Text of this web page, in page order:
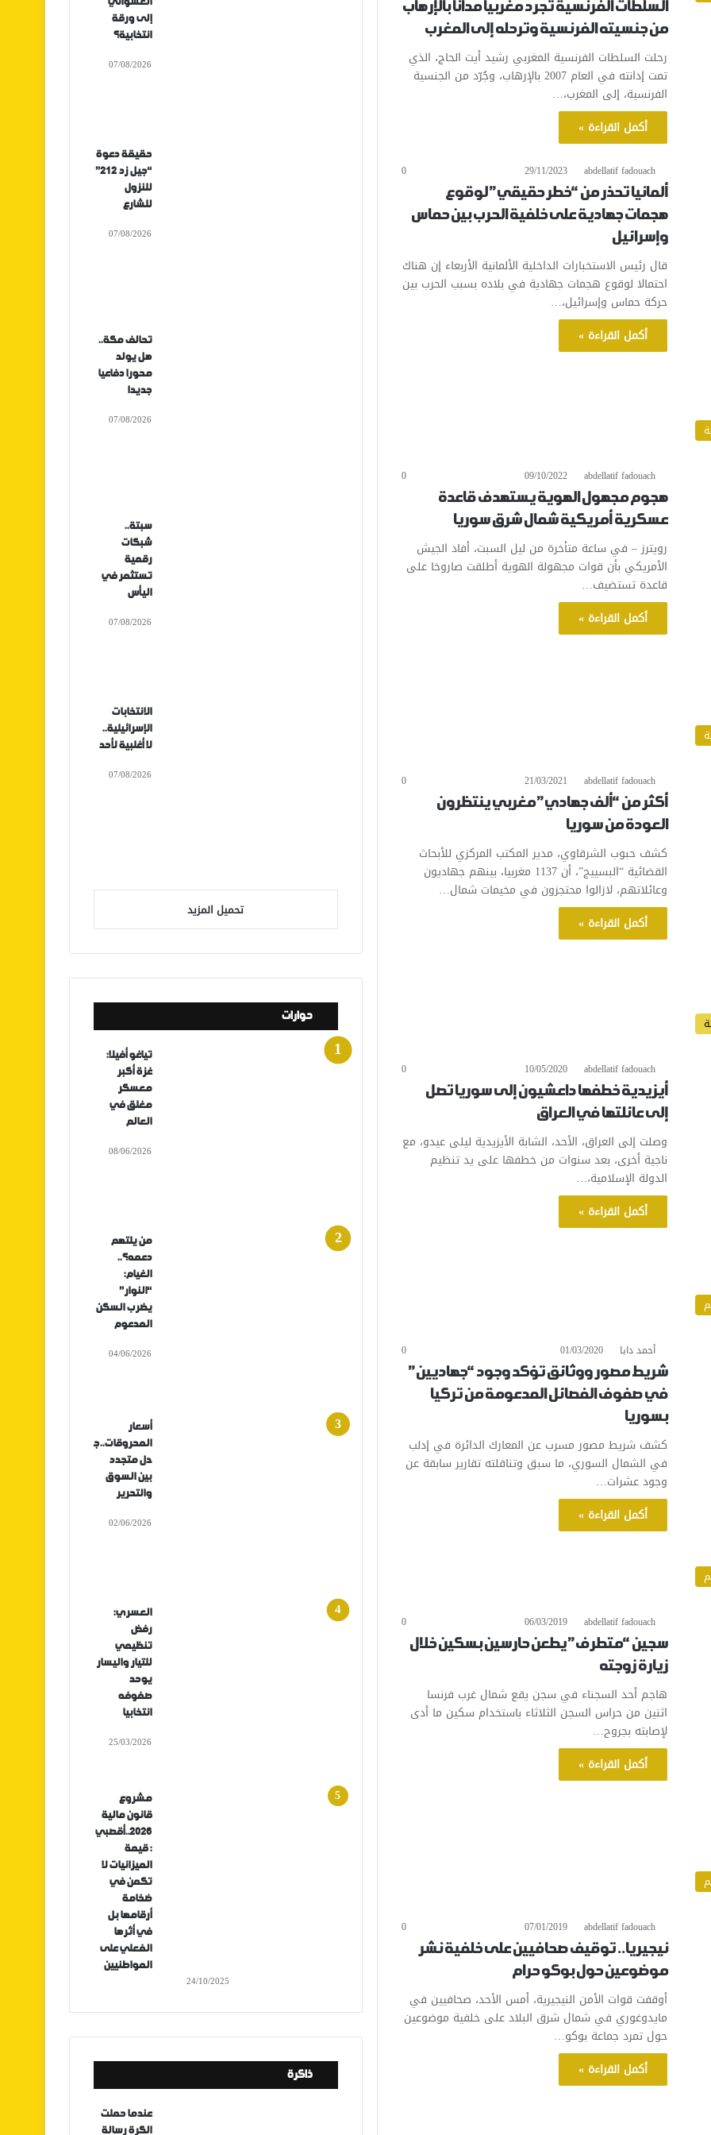
السلطات الفرنسية تجرد مغربيا مدانا بالإرهاب
من جنسيته الفرنسية وترحله إلى المغرب
رحلت السلطات الفرنسية المغربي رشيد أيت الحاج، الذي
تمت إدانته في العام 2007 بالإرهاب، وجُرّد من الجنسية
الفرنسية، إلى المغرب،…
أكمل القراءة »
abdellatif fadouach
29/11/2023
0
ألمانيا تحذر من “خطر حقيقي” لوقوع
هجمات جهادية على خلفية الحرب بين حماس
وإسرائيل
قال رئيس الاستخبارات الداخلية الألمانية الأربعاء إن هناك
احتمالا لوقوع هجمات جهادية في بلاده بسبب الحرب بين
حركة حماس وإسرائيل،…
أكمل القراءة »
abdellatif fadouach
09/10/2022
0
هجوم مجهول الهوية يستهدف قاعدة
عسكرية أمريكية شمال شرق سوريا
رويترز – في ساعة متأخرة من ليل السبت، أفاد الجيش
الأمريكي بأن قوات مجهولة الهوية أطلقت صاروخا على
قاعدة تستضيف…
أكمل القراءة »
abdellatif fadouach
21/03/2021
0
أكثر من “ألف جهادي” مغربي ينتظرون
العودة من سوريا
كشف حبوب الشرقاوي، مدير المكتب المركزي للأبحاث
القضائية “البسييج”، أن 1137 مغربيا، بينهم جهاديون
وعائلاتهم، لازالوا محتجزون في مخيمات شمال…
أكمل القراءة »
abdellatif fadouach
10/05/2020
0
أيزيدية خطفها داعشيون إلى سوريا تصل
إلى عائلتها في العراق
وصلت إلى العراق، الأحد، الشابة الأيزيدية ليلى عيدو، مع
ناجية أخرى، بعد سنوات من خطفها على يد تنظيم
الدولة الإسلامية،…
أكمل القراءة »
أحمد دابا 01/03/2020
0
شريط مصور ووثائق تؤكد وجود “جهاديين”
في صفوف الفصائل المدعومة من تركيا
بسوريا
كشف شريط مصور مسرب عن المعارك الدائرة في إدلب
في الشمال السوري، ما سبق وتناقلته تقارير سابقة عن
وجود عشرات…
أكمل القراءة »
abdellatif fadouach
06/03/2019
0
سجين “متطرف” يطعن حارسين بسكين خلال
زيارة زوجته
هاجم أحد السجناء في سجن يقع شمال غرب فرنسا
اثنين من حراس السجن الثلاثاء باستخدام سكين ما أدى
لإصابته بجروح…
أكمل القراءة »
abdellatif fadouach
07/01/2019
0
نيجيريا.. توقيف صحافيين على خلفية نشر
موضوعين حول بوكو حرام
أوقفت قوات الأمن النيجيرية، أمس الأحد، صحافيين في
مايدوغوري في شمال شرق البلاد على خلفية موضوعين
حول تمرد جماعة بوكو…
أكمل القراءة »
إلى ورقة
انتخابية؟
07/08/2026
حقيقة دعوة
“جيل زد 212”
للنزول
للشارع
07/08/2026
تحالف مكة..
هل يولد
محورا دفاعيا
جديدا
07/08/2026
سبتة..
شبكات
رقمية
تستثمر في
اليأس
07/08/2026
الانتخابات
الإسرائيلية..
لا أغلبية لأحد
07/08/2026
تحميل المزيد
حوارات
تياغو أفيلا:
غزة أكبر
معسكر
مغلق في
العالم
08/06/2026
من يلتهم
دعمه؟..
الغيام:
“النوار”
يضرب السكن
المدعوم
04/06/2026
أسعار
المحروقات..ج
دل متجدد
بين السوق
والتحرير
02/06/2026
العسري:
رفض
تنظيمي
للتيار واليسار
يوحد
صفوفه
انتخابيا
25/03/2026
مشروع
قانون مالية
2026..أقصبي
: قيمة
الميزانيات لا
تكمن في
ضخامة
أرقامها بل
في أثرها
الفعلي على
المواطنيين
24/10/2025
ذاكرة
عندما حملت
الكرة رسالة